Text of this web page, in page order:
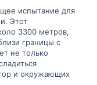
испытание для
Этот
3300 метров,
границы с
не только
и окружающих